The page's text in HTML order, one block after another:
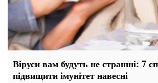
Віруси вам будуть не страшні: 7
підвищити імунітет навесні